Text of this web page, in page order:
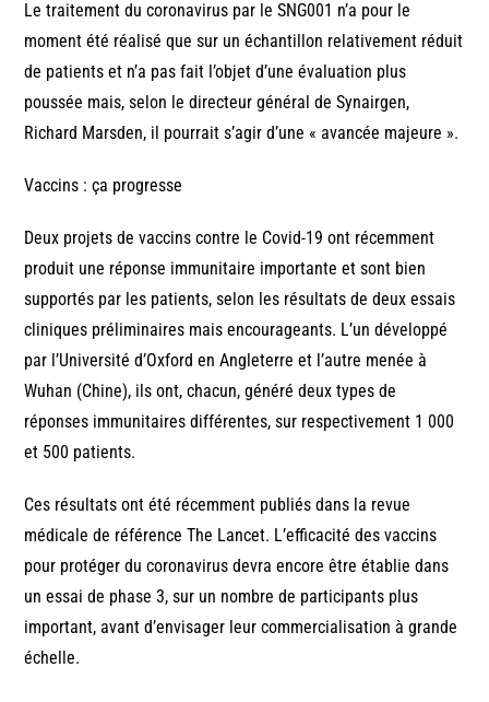
Le traitement du coronavirus par le SNG001 n’a pour le
moment été réalisé que sur un échantillon relativement réduit
de patients et n’a pas fait l’objet d’une évaluation plus
poussée mais, selon le directeur général de Synairgen,
Richard Marsden, il pourrait s’agir d’une « avancée majeure ».
Vaccins : ça progresse
Deux projets de vaccins contre le Covid-19 ont récemment
produit une réponse immunitaire importante et sont bien
supportés par les patients, selon les résultats de deux essais
cliniques préliminaires mais encourageants. L’un développé
par l’Université d’Oxford en Angleterre et l’autre menée à
Wuhan (Chine), ils ont, chacun, généré deux types de
réponses immunitaires différentes, sur respectivement 1 000
et 500 patients.
Ces résultats ont été récemment publiés dans la revue
médicale de référence The Lancet. L’efficacité des vaccins
pour protéger du coronavirus devra encore être établie dans
un essai de phase 3, sur un nombre de participants plus
important, avant d’envisager leur commercialisation à grande
échelle.